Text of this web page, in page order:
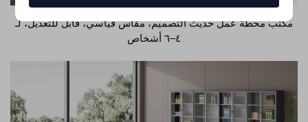
مكتب محطة عمل حديث التصميم، مقاس قياسي، قابل للتعديل، لـ
٤–٦ أشخاص